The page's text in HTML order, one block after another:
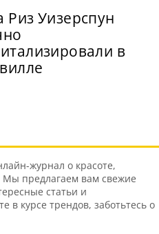
Риз Уизерспун
в
журнал о красоте,
Мы предлагаем вам свежие
статьи и
в курсе трендов, заботьтесь о